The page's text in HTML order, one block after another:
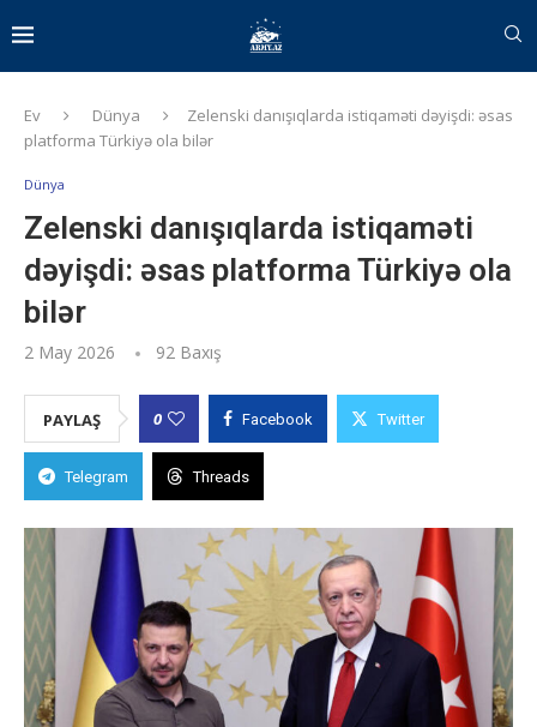
Ev Dünya
Zelenski danışıqlarda istiqaməti dəyişdi: əsas
platforma Türkiyə ola bilər
Dünya
Zelenski danışıqlarda istiqaməti
dəyişdi: əsas platforma Türkiyə ola
bilər
2 May 2026 92 Baxış
PAYLAŞ 0 Facebook Twitter
Telegram Threads